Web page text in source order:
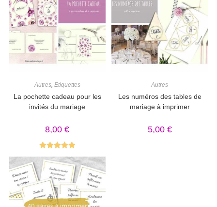
Autres, Etiquettes
La pochette cadeau pour les
invités du mariage
8,00€
Note5.00
sur 5
Autres
Les numéros des tables de
mariage à imprimer
5,00 €